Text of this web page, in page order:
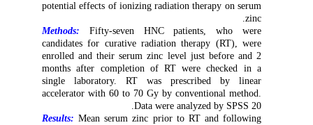
potential effects of ionizing radiation therapy on serum
zinc.
Methods:
Fifty-seven HNC patients, who were
candidates for curative radiation therapy (RT), were
enrolled and their serum zinc level just before and 2
months after completion of RT were checked in a
single laboratory. RT was prescribed by linear
accelerator with 60 to 70 Gy by conventional method.
Data were analyzed by SPSS 20.
Results:Mean serum zinc prior to RT and following